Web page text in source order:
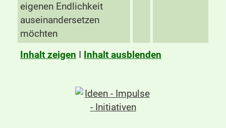
eigenen Endlichkeit
auseinandersetzen
möchten
Inhalt zeigen I Inhalt ausblenden